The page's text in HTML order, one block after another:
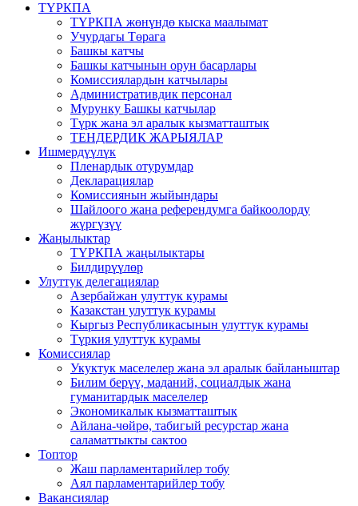
ТҮРКПА
ТҮРКПА жөнүндө кыска маалымат
Учурдагы Төрага
Башкы катчы
Башкы катчынын орун басарлары
Комиссиялардын катчылары
Административдик персонал
Мурунку Башкы катчылар
Түрк жана эл аралык кызматташтык
ТЕНДЕРДИК ЖАРЫЯЛАР
Ишмердүүлүк
Пленардык отурумдар
Декларациялар
Комиссиянын жыйындары
Шайлоого жана референдумга байкоолорду
жүргүзүү
Жаңылыктар
ТҮРКПА жаңылыктары
Билдирүүлөр
Улуттук делегациялар
Азербайжан улуттук курамы
Казакстан улуттук курамы
Кыргыз Республикасынын улуттук курамы
Түркия улуттук курамы
Комиссиялар
Укуктук маселелер жана эл аралык байланыштар
Билим берүү, маданий, социалдык жана
гуманитардык маселелер
Экономикалык кызматташтык
Айлана-чөйрө, табигый ресурстар жана
саламаттыкты сактоо
Топтор
Жаш парламентарийлер тобу
Аял парламентарийлер тобу
Вакансиялар